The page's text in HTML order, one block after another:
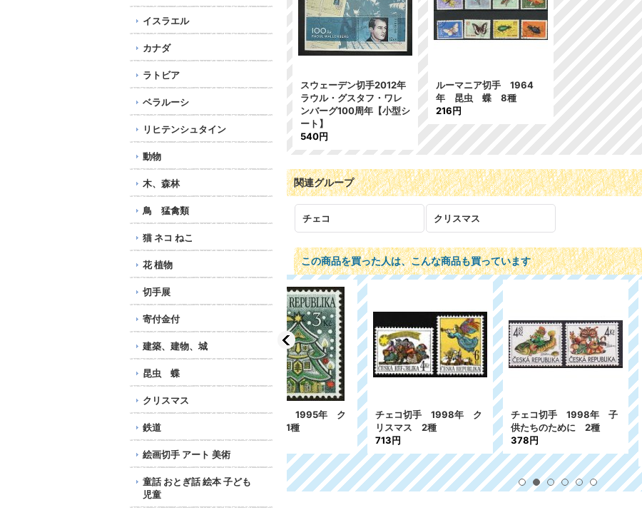
イスラエル
カナダ
ラトビア
ベラルーシ
リヒテンシュタイン
動物
木、森林
鳥 猛禽類
猫 ネコ ねこ
花 植物
切手展
寄付金付
建築、建物、城
昆虫 蝶
クリスマス
鉄道
絵画切手 アート 美術
童話 おとぎ話 絵本 子ども
児童
スウェーデン切手2012年
ラウル・グスタフ・ワレ
ンバーグ100周年【小型シ
ート】
540円
ルーマニア切手 1964
年 昆虫 蝶 8種
216円
関連グループ
チェコ クリスマス
この商品を買った人は、こんな商品も買っています
チェコ切手 2006年 ク
チェコ切手 1995年 ク
178円
チェコ切手 1998年 ク
リスマス 2種
チェコ切手 1998年 子
供たちのために 2種
ロシア 旧ソ
991年 クリス
218円